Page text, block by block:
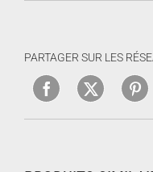
PARTAGER SUR LES